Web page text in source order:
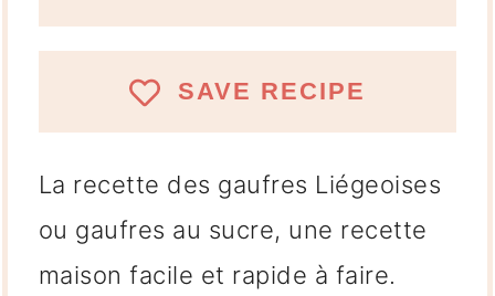
SAVE RECIPE
La recette des gaufres Liégeoises
ou gaufres au sucre, une recette
maison facile et rapide à faire.